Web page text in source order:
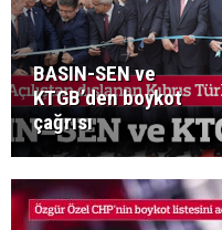
BASIN-SEN ve
KTGB’den boykot
çağrısı